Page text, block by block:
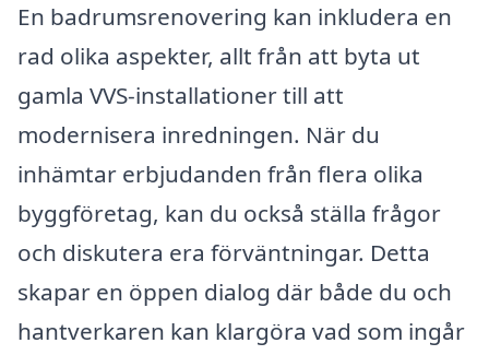
En badrumsrenovering kan inkludera en
rad olika aspekter, allt från att byta ut
gamla VVS-installationer till att
modernisera inredningen. När du
inhämtar erbjudanden från flera olika
byggföretag, kan du också ställa frågor
och diskutera era förväntningar. Detta
skapar en öppen dialog där både du och
hantverkaren kan klargöra vad som ingår